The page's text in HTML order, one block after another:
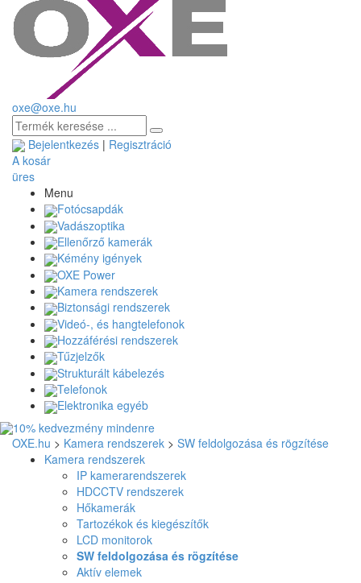
oxe@oxe.hu
Bejelentkezés | Regisztráció
A kosár
üres
Menu
Fotócsapdák
Vadászoptika
Ellenőrző kamerák
Kémény igények
OXE Power
Kamera rendszerek
Biztonsági rendszerek
Videó-, és hangtelefonok
Hozzáférési rendszerek
Tűzjelzők
Strukturált kábelezés
Telefonok
Elektronika egyéb
OXE.hu > Kamera rendszerek > SW feldolgozása és rögzítése
Kamera rendszerek
IP kamerarendszerek
HDCCTV rendszerek
Hőkamerák
Tartozékok és kiegészítők
LCD monitorok
SW feldolgozása és rögzítése
Aktív elemek